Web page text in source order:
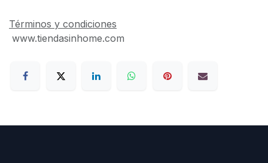
Términos y condiciones
www.tiendasinhome.com